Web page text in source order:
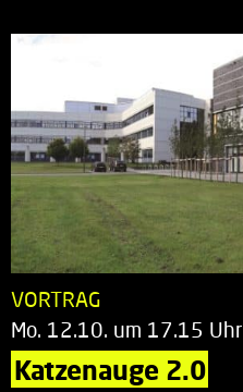
VORTRAG
Mo. 12.10. um 17.15 Uhr
Katzenauge 2.0